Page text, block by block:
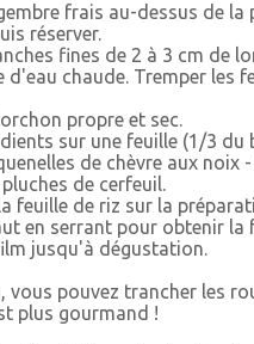
frais au-dessus de la
réserver.
fines de 2 à 3 cm de
d'eau chaude. Tremper les
propre et sec.
sur une feuille (1/3 du
de chèvre aux noix
de cerfeuil.
feuille de riz sur la
en serrant pour obtenir
jusqu'à dégustation.
vous pouvez trancher les
plus gourmand !